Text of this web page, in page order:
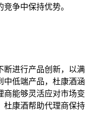
争中保持优势。
进行产品创新，以满
中低端产品，杜康酒涵
商能够灵活应对市场变
杜康酒帮助代理商保持